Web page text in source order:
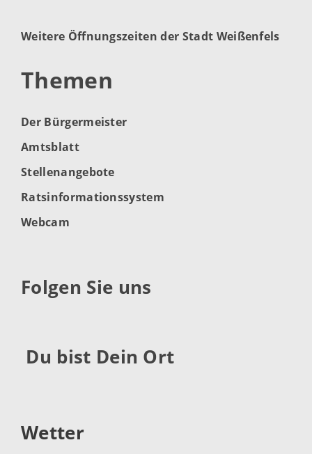
Weitere Öffnungszeiten der Stadt Weißenfels
Themen
Der Bürgermeister
Amtsblatt
Stellenangebote
Ratsinformationssystem
Webcam
Folgen Sie uns
Du bist Dein Ort
Wetter